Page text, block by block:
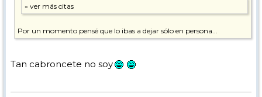
Por un momento pensé que lo ibas a dejar sólo en persona...
Tan cabroncete no soy